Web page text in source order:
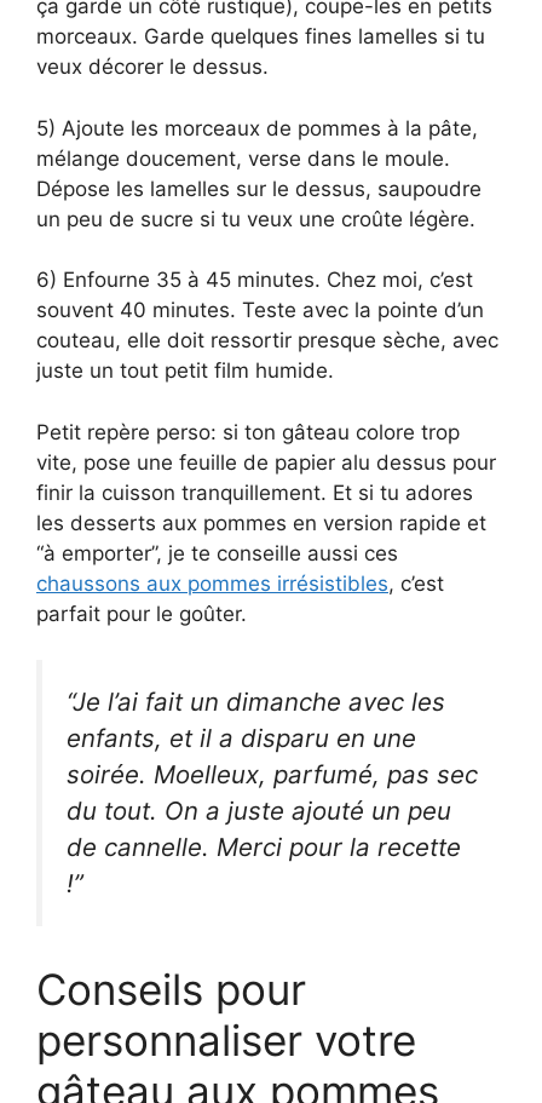
ça garde un côté rustique), coupe-les en petits
morceaux. Garde quelques fines lamelles si tu
veux décorer le dessus.
5) Ajoute les morceaux de pommes à la pâte,
mélange doucement, verse dans le moule.
Dépose les lamelles sur le dessus, saupoudre
un peu de sucre si tu veux une croûte légère.
6) Enfourne 35 à 45 minutes. Chez moi, c’est
souvent 40 minutes. Teste avec la pointe d’un
couteau, elle doit ressortir presque sèche, avec
juste un tout petit film humide.
Petit repère perso: si ton gâteau colore trop
vite, pose une feuille de papier alu dessus pour
finir la cuisson tranquillement. Et si tu adores
les desserts aux pommes en version rapide et
“à emporter”, je te conseille aussi ces
chaussons aux pommes irrésistibles, c’est
parfait pour le goûter.
“Je l’ai fait un dimanche avec les
enfants, et il a disparu en une
soirée. Moelleux, parfumé, pas sec
du tout. On a juste ajouté un peu
de cannelle. Merci pour la recette
!”
Conseils pour
personnaliser votre
gâteau aux pommes